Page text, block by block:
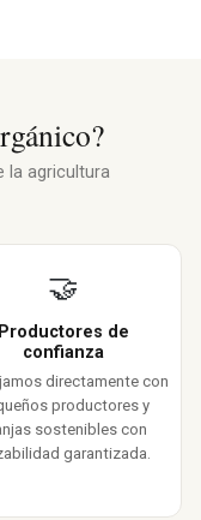
la agricultura
🤝
Productores de
confianza
directamente con
productores y
sostenibles con
garantizada.